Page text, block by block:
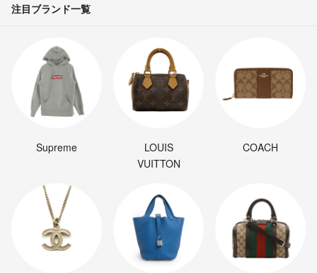
注目ブランド一覧
Supreme
LOUIS
VUITTON
COACH